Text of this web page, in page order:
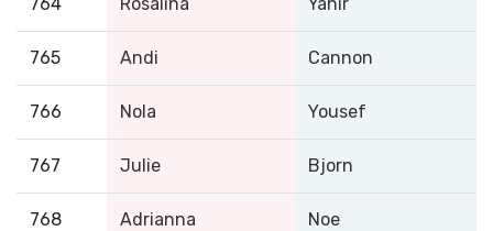
764 Rosalina Yahir
765 Andi Cannon
766 Nola Yousef
767 Julie Bjorn
768 Adrianna Noe